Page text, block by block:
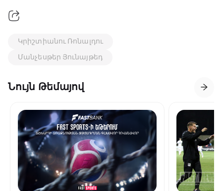
Կրիշտիանու Ռոնալդու
Մանչեսթեր Յունայթեդ
Նույն Թեմայով